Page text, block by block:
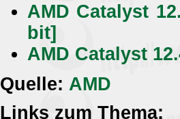
AMD Catalyst
bit]
AMD Catalyst
Quelle: AMD
Links zum Thema: